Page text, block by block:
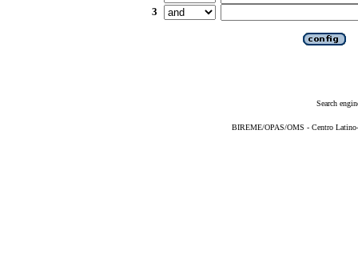
3
Search
BIREME/OPAS/OMS - Centro Latino-